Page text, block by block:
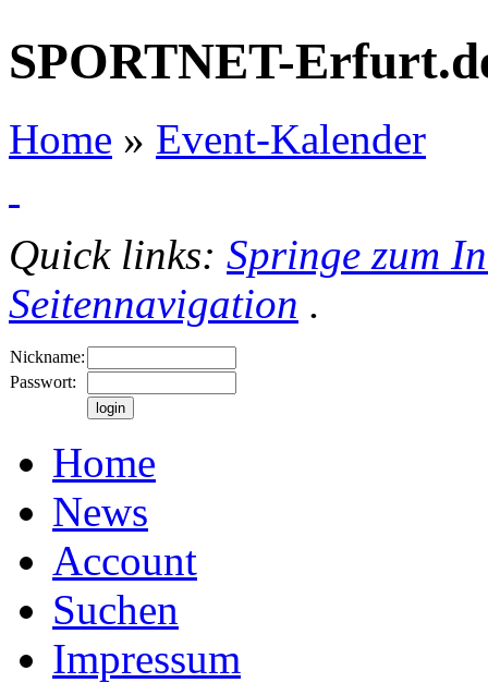
SPORTNET-
Home » Event-Kalender
Quick links: Springe zum
Seitennavigation .
Nickname:
Passwort:
Home
News
Account
Suchen
Impressum